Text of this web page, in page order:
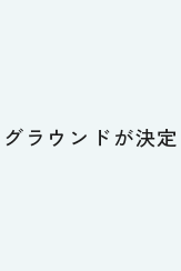
ラウンドが決定